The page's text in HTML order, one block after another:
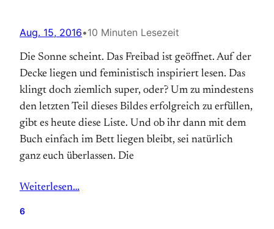
Aug. 15, 2016•10 Minuten Lesezeit
Die Sonne scheint. Das Freibad ist geöffnet. Auf der
Decke liegen und feministisch inspiriert lesen. Das
klingt doch ziemlich super, oder? Um zu mindestens
den letzten Teil dieses Bildes erfolgreich zu erfüllen,
gibt es heute diese Liste. Und ob ihr dann mit dem
Buch einfach im Bett liegen bleibt, sei natürlich
ganz euch überlassen. Die
Weiterlesen…
6